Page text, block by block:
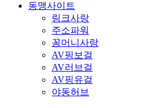
동맹사이트
링크사랑
주소파워
꽁머니사랑
AV핑보걸
AV러브걸
AV핑유걸
야동허브